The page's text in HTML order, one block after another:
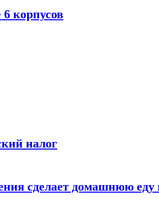
корпусов
налог
сделает домашнюю еду